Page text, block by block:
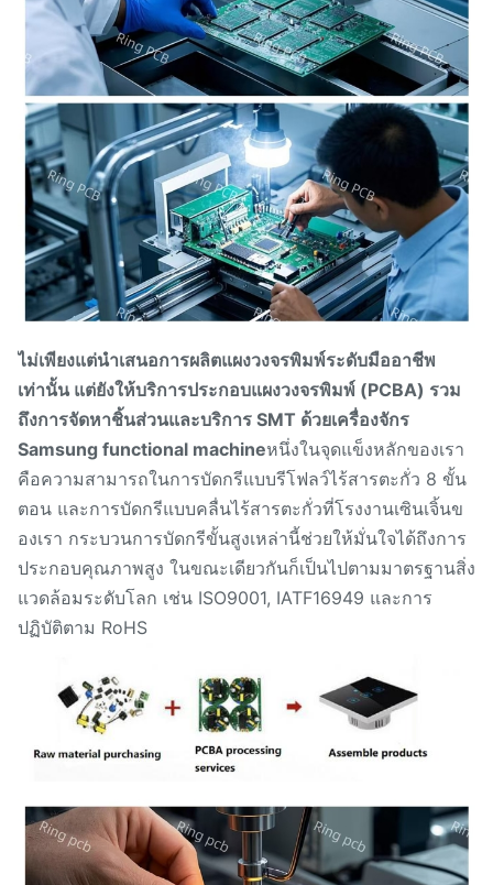
ไม่เพียงแต่นำเสนอการผลิตแผงวงจรพิมพ์ระดับมืออาชีพ
เท่านั้น แต่ยังให้บริการประกอบแผงวงจรพิมพ์ (PCBA) รวม
ถึงการจัดหาชิ้นส่วนและบริการ SMT ด้วยเครื่องจักร
Samsung functional machineหนึ่งในจุดแข็งหลักของเรา
คือความสามารถในการบัดกรีแบบรีโฟลว์ไร้สารตะกั่ว 8 ขั้น
ตอน และการบัดกรีแบบคลื่นไร้สารตะกั่วที่โรงงานเซินเจิ้นข
องเรา กระบวนการบัดกรีขั้นสูงเหล่านี้ช่วยให้มั่นใจได้ถึงการ
ประกอบคุณภาพสูง ในขณะเดียวกันก็เป็นไปตามมาตรฐานสิ่ง
แวดล้อมระดับโลก เช่น ISO9001, IATF16949 และการ
ปฏิบัติตาม RoHS